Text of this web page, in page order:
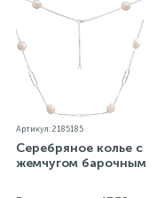
Артикул: 2185185
Серебряное колье с
жемчугом барочным